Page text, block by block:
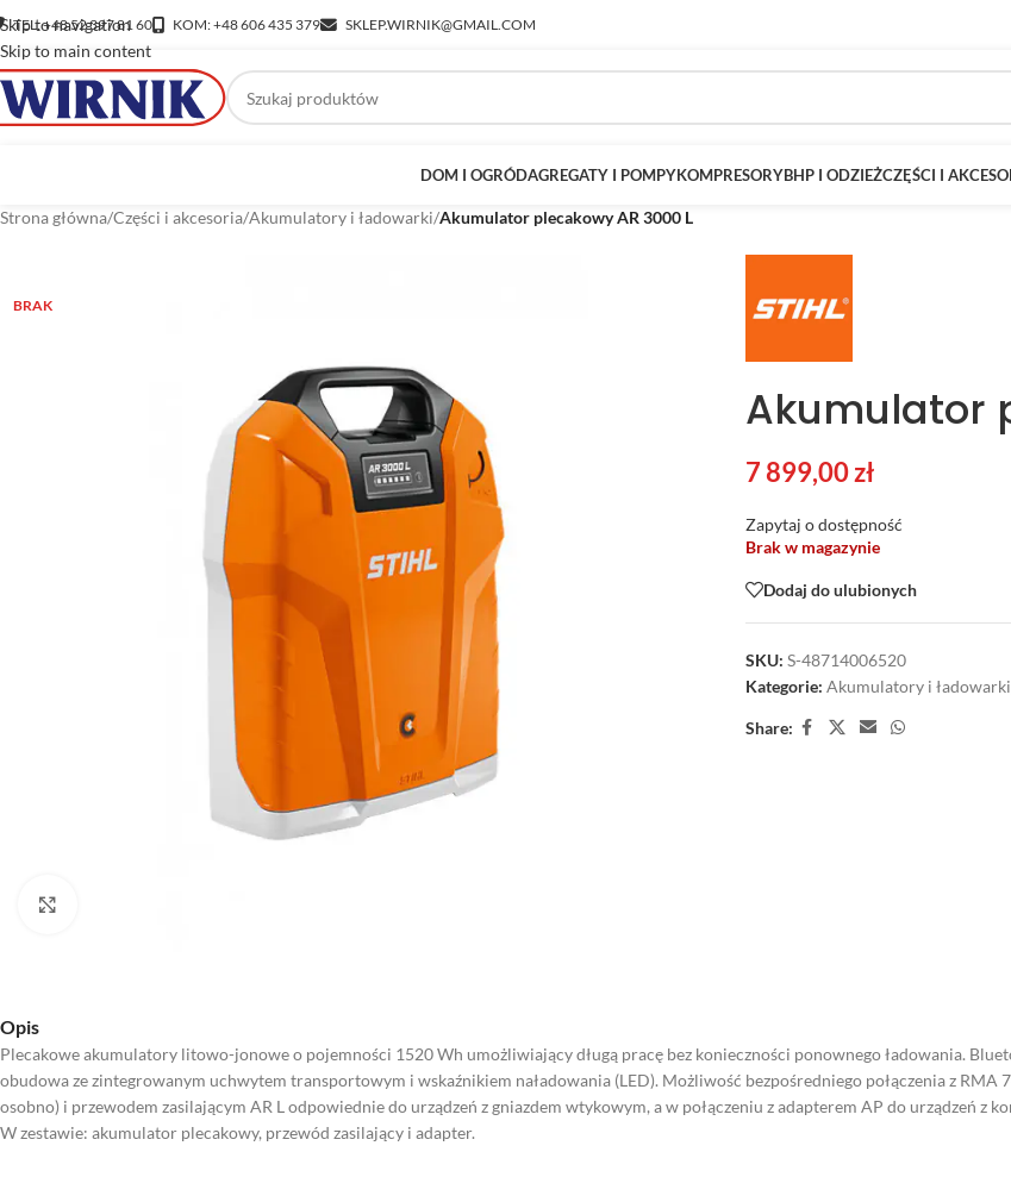
Skip to navigation
Skip to main content
TEL: +48 52 397 81 60 KOM: +48 606 435 379 SKLEP.WIRNIK@GMAIL.COM
DOM I OGRÓDAGREGATY I POMPYKOMPRESORYBHP I ODZIEŻCZĘŚCI I
Strona główna/Części i akcesoria/Akumulatory i ładowarki/Akumulator plecakowy AR 3000 L
BRAK
Akumulator
7 899,00zł
Zapytaj o dostępność
Brak w magazynie
Dodaj do ulubionych
SKU: S-48714006520
Kategorie: Akumulatory i ładowarki
Share:
Opis
Plecakowe akumulatory litowo-jonowe o pojemności 1520 Wh umożliwiający długą pracę bez konieczności ponownego ładowania.
obudowa ze zintegrowanym uchwytem transportowym i wskaźnikiem naładowania (LED). Możliwość bezpośredniego połączenia z RMA
osobno) i przewodem zasilającym AR L odpowiednie do urządzeń z gniazdem wtykowym, a w połączeniu z adapterem AP do urządzeń z
W zestawie: akumulator plecakowy, przewód zasilający i adapter.